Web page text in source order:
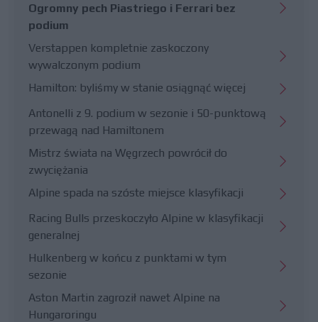
Ogromny pech Piastriego i Ferrari bez
podium
Verstappen kompletnie zaskoczony
wywalczonym podium
Hamilton: byliśmy w stanie osiągnąć więcej
Antonelli z 9. podium w sezonie i 50-punktową
przewagą nad Hamiltonem
Mistrz świata na Węgrzech powrócił do
zwyciężania
Alpine spada na szóste miejsce klasyfikacji
Racing Bulls przeskoczyło Alpine w klasyfikacji
generalnej
Hulkenberg w końcu z punktami w tym
sezonie
Aston Martin zagroził nawet Alpine na
Hungaroringu